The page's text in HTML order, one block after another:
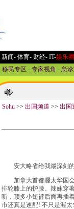
新闻- 体育-财经- IT-娱乐圈
移民专区- 专家视角 - 急
Sohu >> 出国频道 >> 出国
安大略省给我最深刻的
加拿大首都渥太华国会
排轮膝上的护膝。辣妹穿
听，顶多小短裤后面再插
市还真是速配! 不只是渥